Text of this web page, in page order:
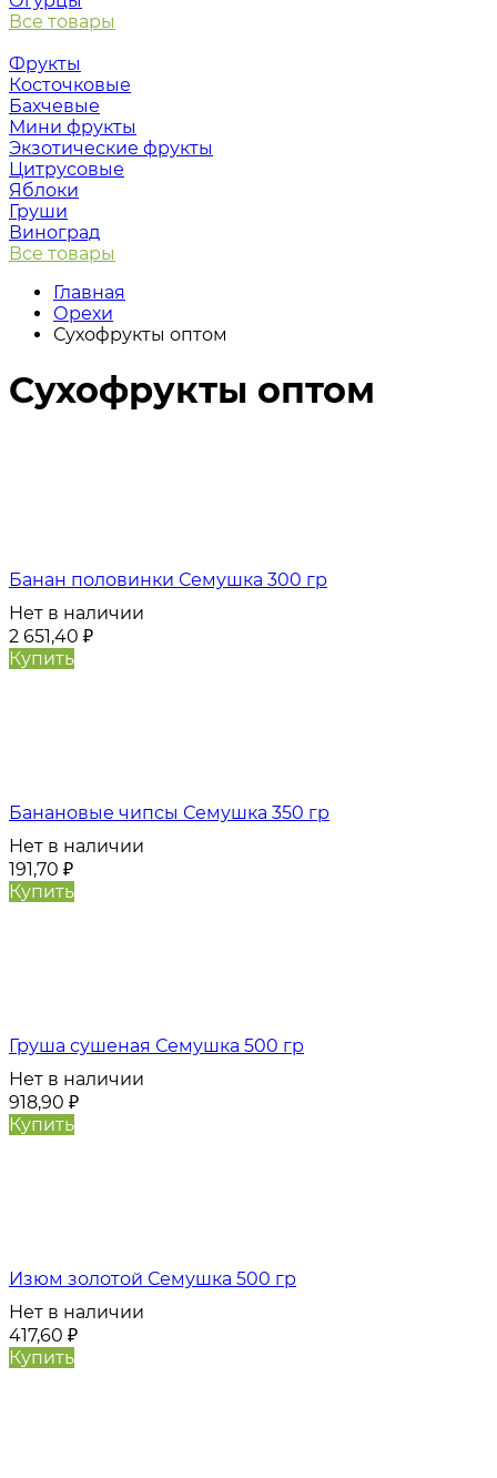
Все товары
Фрукты
Косточковые
Бахчевые
Мини фрукты
Экзотические фрукты
Цитрусовые
Яблоки
Груши
Виноград
Все товары
Главная
Орехи
Сухофрукты оптом
Сухофрукты оптом
Банан половинки Семушка 300 гр
Нет в наличии
2 651,40 ₽
Купить
Банановые чипсы Семушка 350 гр
Нет в наличии
191,70 ₽
Купить
Груша сушеная Семушка 500 гр
Нет в наличии
918,90 ₽
Купить
Изюм золотой Семушка 500 гр
Нет в наличии
417,60 ₽
Купить